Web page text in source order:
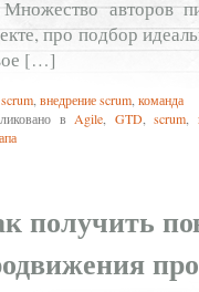
авторов
про подбор
[…]
scrum внедрение scrum команда
в Agile GTD, scrum
получить